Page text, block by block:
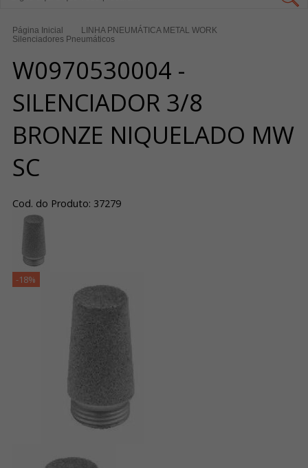
Página Inicial
LINHA PNEUMÁTICA METAL WORK
Silenciadores Pneumáticos
W0970530004 -
SILENCIADOR 3/8
BRONZE NIQUELADO MW
SC
Cod. do Produto: 37279
-18%